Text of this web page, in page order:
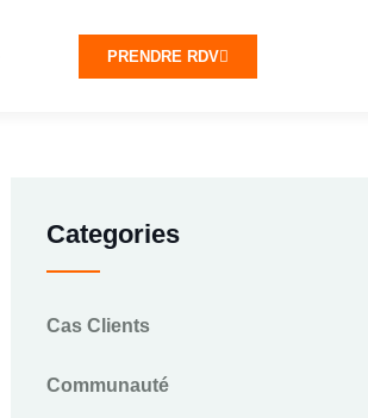
PRENDRE RDV
Categories
Cas Clients
Communauté